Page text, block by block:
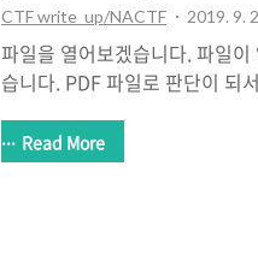
CTF write_up/NACTF 2019. 9.
파일을 열어보겠습니다. 파일
습니다. PDF 파일로 판단이 되
Read More